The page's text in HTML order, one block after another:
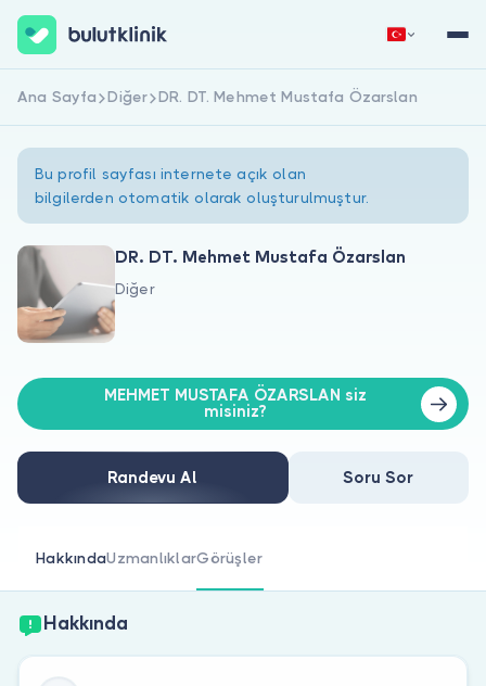
Hakkımızda
Doktorlar için
Doktor musunuz?
Hemen Kaydol Giriş Yap
Ana Sayfa Diğer DR. DT. Mehmet Mustafa Özarslan
Bu profil sayfası internete açık olan
bilgilerden otomatik olarak oluşturulmuştur.
DR. DT. Mehmet Mustafa Özarslan
Diğer
MEHMET MUSTAFA ÖZARSLAN siz
misiniz?
Randevu Al Soru Sor
HakkındaUzmanlıklarGörüşler
Hakkında